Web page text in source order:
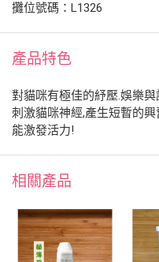
攤位號碼：L1326
產品特色
對貓咪有極佳的紓壓.娛樂
刺激貓咪神經,產生短暫的
能激發活力!
相關產品